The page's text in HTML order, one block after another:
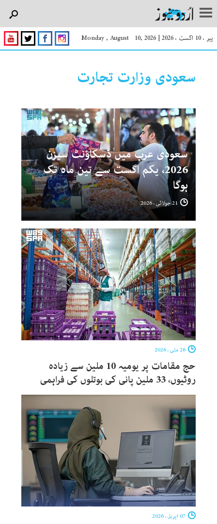
پیر ، 10 اگست ، 2026 |
Monday , August 10, 2026
سعودی وزارت تجارت
سعودی عرب میں ڈسکاؤنٹ سیزن
2026، یکم اگست سے تین ماہ تک
ہوگا
حج مقامات پر یومیہ 10 ملین سے زیادہ
روٹیوں، 33 ملین پانی کی بوتلوں کی فراہمی